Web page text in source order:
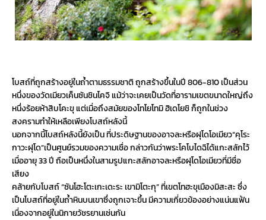
โบสถ์ที่ถูกสร้างอยู่ในถ้ำตามธรรมชาติ ถูกสร้างขึ้นในปี 806-810 เป็นส่วน
หนึ่งของวัดเมียวเค็นซันชินโคจิ แม้ว่าจะเคยเป็นวัดที่อารามเขตขนาดใหญ่ถึง
หนึ่งร้อยห้าสิบโคะขุ แต่เมื่อถึงสมัยของโทโยโทมิ ฮิเดโยชิ ก็ถูกในช่วง
สงครามทำให้เหลือเพียงโบสถ์หลังนี้
นอกจากนี้โบสถ์หลังนี้ยังเป็น ที่ประดิษฐานของอาจละหรือฝุโดโอเมียว“คุโระ
กาวะฝุโด”เป็นศูนย์รวมของความเชื่อ กล่าวกันว่าพระโคโบไดฉิได้แกะสลักไว้
เมื่ออายุ 33 ปี ถือเป็นหนึ่งในสามรูปแกะสลักอาจละหรือฝุโดโอเมียวที่มีชื่อ
เสียง
คล้ายกับโบสถ์ “ซันโฮะโตะเกะเดะระ เขามิโตะกุ” ที่เขตโทฮะขุเมืองมิสะสะ ซึ่ง
เป็นโบสถ์ที่อยู่ในถ้ำหินบนเขาซึ่งถูกเจาะขึ้น มีความเกี่ยวข้องอย่างแน่นแฟ้น
เนื่องจากอยู่ในนิกายวัชรยานเช่นกัน